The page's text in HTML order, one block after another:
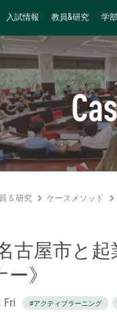
入試情報 教員&研究 学
& 研究 ケースメソッド
古屋市と
》
Fri #アクティブラーニング